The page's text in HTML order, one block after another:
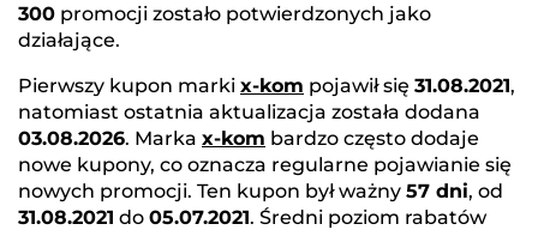
300 promocji zostało potwierdzonych jako
działające.
Pierwszy kupon marki x-kom pojawił się 31.08.2021,
natomiast ostatnia aktualizacja została dodana
03.08.2026. Marka x-kom bardzo często dodaje
nowe kupony, co oznacza regularne pojawianie się
nowych promocji. Ten kupon był ważny 57 dni, od
31.08.2021 do 05.07.2021. Średni poziom rabatów